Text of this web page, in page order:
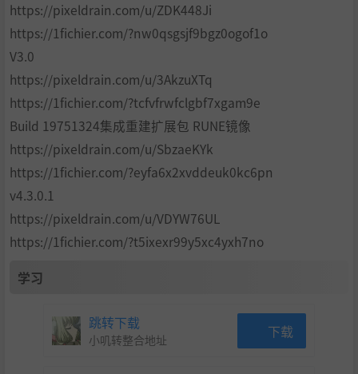
https://pixeldrain.com/u/ZDK448Ji
https://1fichier.com/?nw0qsgsjf9bgz0ogof1o
V3.0
https://pixeldrain.com/u/3AkzuXTq
https://1fichier.com/?tcfvfrwfclgbf7xgam9e
Build 19751324集成重建扩展包 RUNE镜像
https://pixeldrain.com/u/SbzaeKYk
https://1fichier.com/?eyfa6x2xvddeuk0kc6pn
v4.3.0.1
https://pixeldrain.com/u/VDYW76UL
https://1fichier.com/?t5ixexr99y5xc4yxh7no
学习
跳转下载
小叽转整合地址 下载